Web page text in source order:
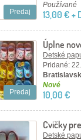
Predaj
Používané
13,00 € +
Predaj
Úplne
Detské
Pridané:
Nové
10,00 €
Cvičky
Detské